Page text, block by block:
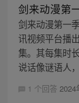
剑来动漫第
剑来动漫第一
讯视频平台播
集。其每集时
说话像谜语人
1 个回答 2024